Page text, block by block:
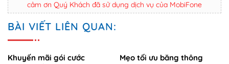
cảm ơn Quý Khách đã sử dụng dịch vụ của MobiFone
BÀI VIẾT LIÊN QUAN:
Khuyến mãi gói cước
Mẹo tối ưu băng thông